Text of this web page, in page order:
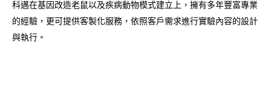
科邁在基因改造老鼠以及疾病動物模式建立上，擁有多年豐富專業
的經驗，更可提供客製化服務，依照客戶需求進行實驗內容的設計
與執行。